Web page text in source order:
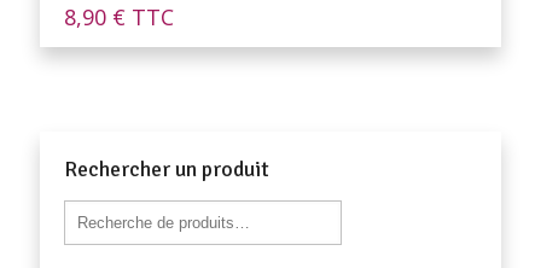
8,90 € TTC
Rechercher un produit